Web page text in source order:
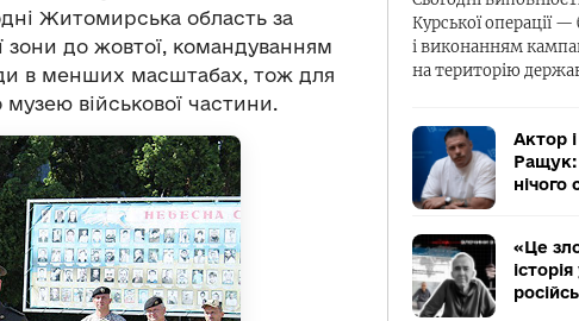
Житомирська область за
зони до жовтої, командуванням
в менших масштабах, тож для
військової частини.
Курської операції
і виконанням
на територію
Актор
Ращук:
нічого
«Це